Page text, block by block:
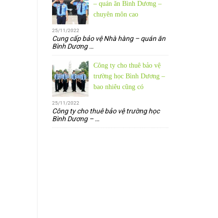
– quán ăn Bình Dương –
chuyên môn cao
25/11/2022
Cung cấp bảo vệ Nhà hàng – quán ăn
Bình Dương…
Công ty cho thuê bảo vệ
trường học Bình Dương –
bao nhiêu cũng có
25/11/2022
Công ty cho thuê bảo vệ trường học
Bình Dương –…